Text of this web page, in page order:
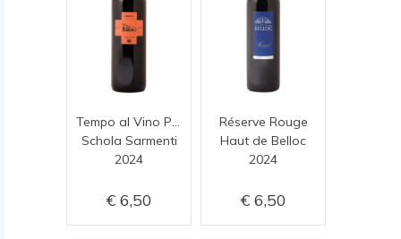
Tempo al Vino Primitivo
Schola Sarmenti
2024
6,50
Réserve Rouge
Haut de Belloc
2024
6,50